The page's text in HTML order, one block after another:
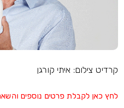
קרדיט צילום: איתי קורגן
לחץ כאן לקבלת פרטים נוספים